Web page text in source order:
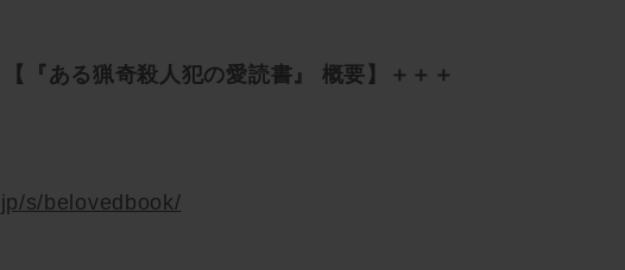
【『ある猟奇殺人犯の愛読書』 概要】＋＋＋
s/belovedbook/